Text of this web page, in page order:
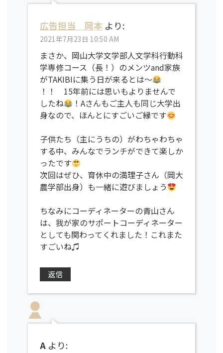
広告担当 岡本 より:
2021年7月23日 10:50 AM
まさか、岡山大学文学部人文学科行動科
学専修コース（長！）のメンツand家族
がTAKIBIに集う日が来るとは〜
！！ 15年前には思いもよりませんで
したね
！Aさんもご主人も同じ大学出
身なので、ほんとにすごいご縁です
子供たち（主にうちの）がわちゃわちゃ
する中、みんなでランチができて楽しか
ったです
次回はぜひ、育休中の満理子さん（岡大
農学部出身）も一緒に遊びましょう
ちなみにコーディネーターの青山さん
は、我が家のサポートコーディネーター
としても関わってくれました！これまた
すごいね♫
返信
A より: